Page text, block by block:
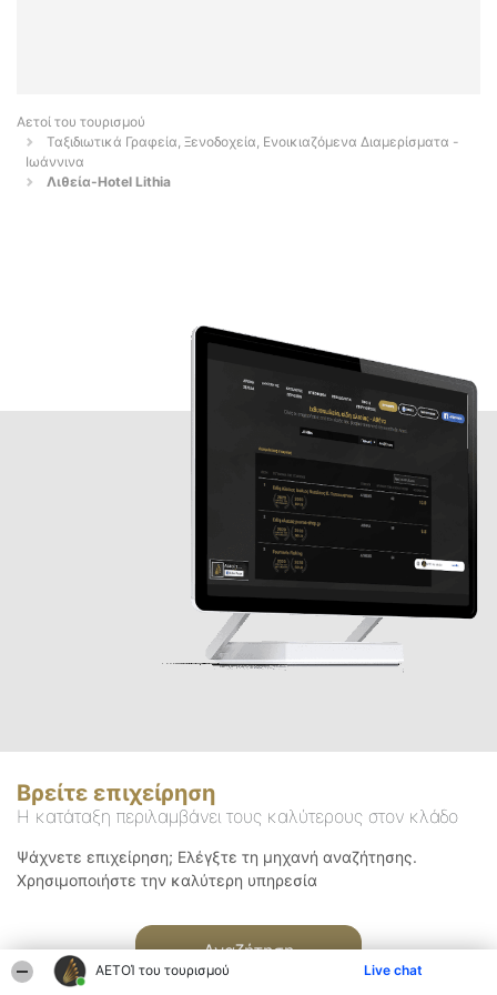
ΑΕΤΟΊ του τουρισμού Live chat
Αετοί του τουρισμού
Ταξιδιωτικά Γραφεία, Ξενοδοχεία, Ενοικιαζόμενα Διαμερίσματα -
Ιωάννινα
Λιθεία-Hotel Lithia
Βρείτε επιχείρηση
Η κατάταξη περιλαμβάνει τους καλύτερους στον κλάδο
Ψάχνετε επιχείρηση; Ελέγξτε τη μηχανή αναζήτησης.
Χρησιμοποιήστε την καλύτερη υπηρεσία
Αναζήτηση